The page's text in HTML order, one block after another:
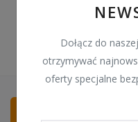
Polski
Dołącz do
otrzymywać
oferty specjalne